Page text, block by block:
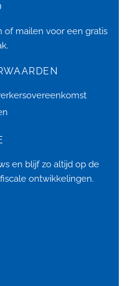
of mailen voor een gratis
en blijf zo altijd op de
ontwikkelingen.